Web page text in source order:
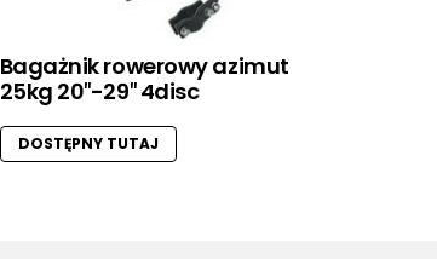
Bagażnik rowerowy azimut
25kg 20″-29″ 4disc
DOSTĘPNY TUTAJ